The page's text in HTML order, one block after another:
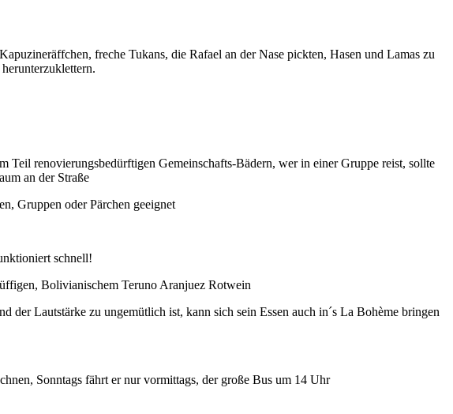
freche Tukans, die Rafael an der Nase pickten, Hasen und Lamas zu
Teil renovierungsbedürftigen Gemeinschafts-Bädern, wer in einer Gruppe reist, sollte
an der Straße
Gruppen oder Pärchen geeignet
schnell!
Bolivianischem Teruno Aranjuez Rotwein
der Lautstärke zu ungemütlich ist, kann sich sein Essen auch in´s La Bohème bringen
Sonntags fährt er nur vormittags, der große Bus um 14 Uhr